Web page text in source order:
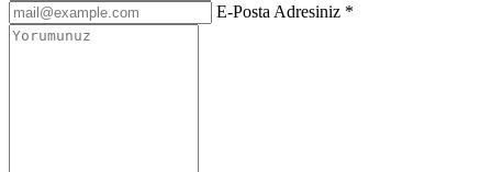
E-Posta Adresiniz *